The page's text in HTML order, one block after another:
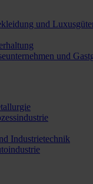
und
und
Industrietechnik